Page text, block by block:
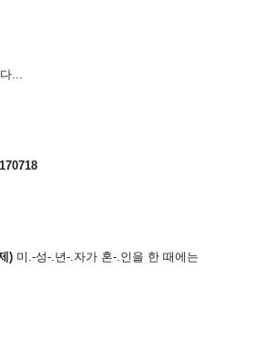
...
) 미.-성-.년-.자가 혼-.인을 한 때에는